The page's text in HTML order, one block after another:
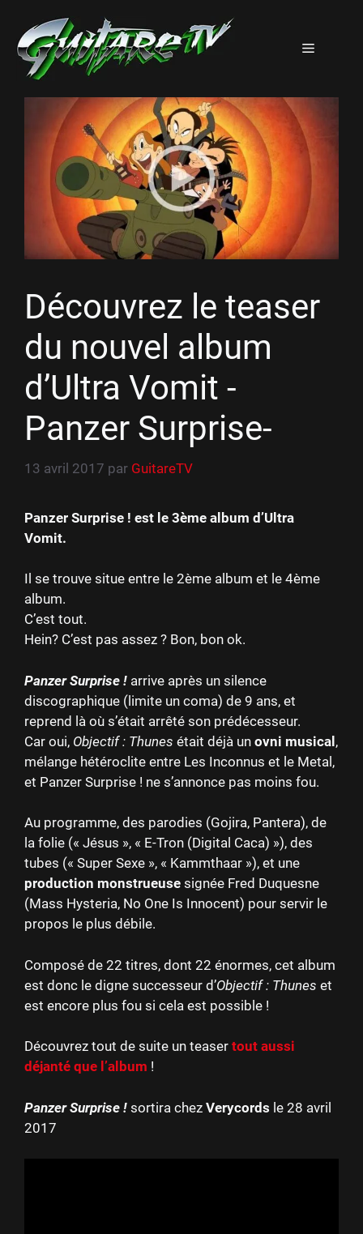
contenu
Menu
Découvrez le teaser
du nouvel album
d’Ultra Vomit -
Panzer Surprise-
13 avril 2017 par GuitareTV
Panzer Surprise ! est le 3ème album d’Ultra
Vomit.
Il se trouve situe entre le 2ème album et le 4ème
album.
C’est tout.
Hein? C’est pas assez ? Bon, bon ok.
Panzer Surprise ! arrive après un silence
discographique (limite un coma) de 9 ans, et
reprend là où s’était arrêté son prédécesseur.
Car oui, Objectif : Thunes était déjà un ovni musical,
mélange hétéroclite entre Les Inconnus et le Metal,
et Panzer Surprise ! ne s’annonce pas moins fou.
Au programme, des parodies (Gojira, Pantera), de
la folie (« Jésus », « E-Tron (Digital Caca) »), des
tubes (« Super Sexe », « Kammthaar »), et une
production monstrueuse signée Fred Duquesne
(Mass Hysteria, No One Is Innocent) pour servir le
propos le plus débile.
Composé de 22 titres, dont 22 énormes, cet album
est donc le digne successeur d’Objectif : Thunes et
est encore plus fou si cela est possible !
Découvrez tout de suite un teaser tout aussi
déjanté que l’album !
Panzer Surprise ! sortira chez Verycords le 28 avril
2017